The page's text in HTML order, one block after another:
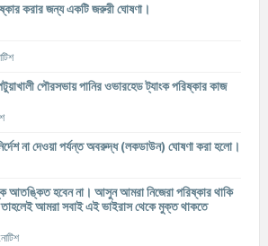
করার জন্য একটি জরুরী ঘোষণা।
পৌরসভায় পানির ওভারহেড ট্যাংক পরিষ্কার কাজ
না দেওয়া পর্যন্ত অবরুদ্ধ (লকডাউন) ঘোষণা করা হলো।
আতঙ্কিত হবেন না। আসুন আমরা নিজেরা পরিষ্কার থাকি
তাহলেই আমরা সবাই এই ভাইরাস থেকে মুক্ত থাকতে